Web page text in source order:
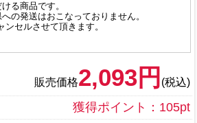
る商品です。
の発送はおこなっておりません。
セルさせて頂きます。
販売価格2,093円 (税込)
獲得ポイント：105pt